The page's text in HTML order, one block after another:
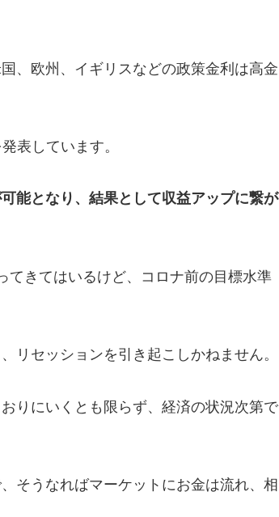
、欧州、イギリスなどの政策金利は高金
表しています。
能となり、結果として収益アップに繋が
てきてはいるけど、コロナ前の目標水準
リセッションを引き起こしかねません。
りにいくとも限らず、経済の状況次第で
そうなればマーケットにお金は流れ、相